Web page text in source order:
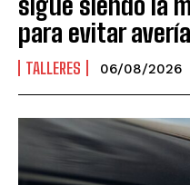
para evitar
TALLERES 06/08/2026